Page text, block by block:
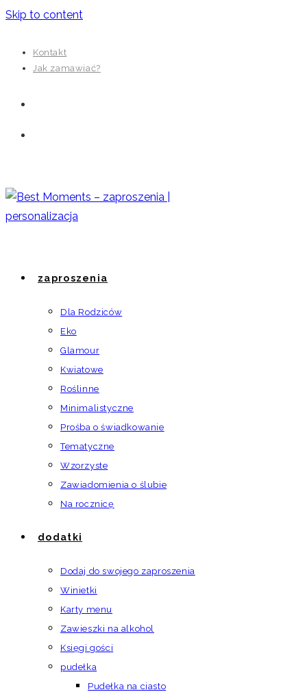
Skip to content
Kontakt
Jak zamawiać?
zaproszenia
Dla Rodziców
Eko
Glamour
Kwiatowe
Roślinne
Minimalistyczne
Prośba o świadkowanie
Tematyczne
Wzorzyste
Zawiadomienia o ślubie
Na rocznicę
dodatki
Dodaj do swojego zaproszenia
Winietki
Karty menu
Zawieszki na alkohol
Księgi gości
pudełka
Pudełka na ciasto